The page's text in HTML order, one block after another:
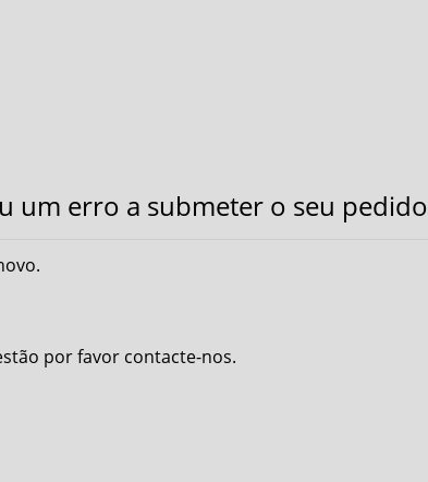
um erro a submeter o seu pedido
por favor contacte-nos.